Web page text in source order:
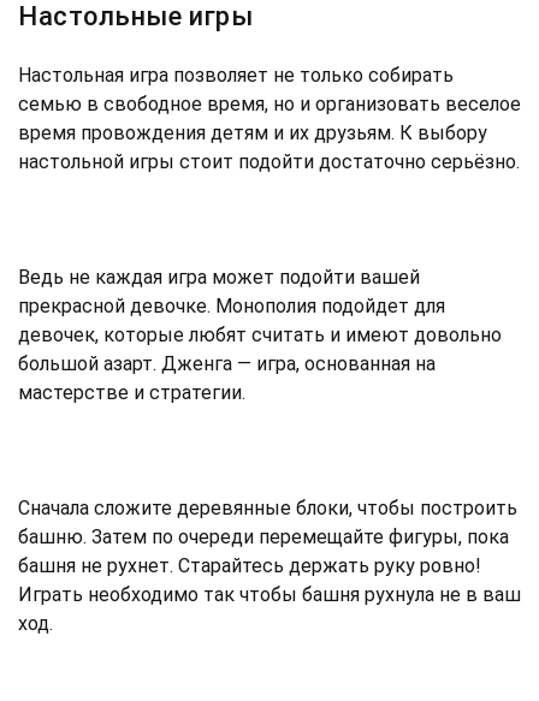
Настольные игры
Настольная игра позволяет не только собирать
семью в свободное время, но и организовать веселое
время провождения детям и их друзьям. К выбору
настольной игры стоит подойти достаточно серьёзно.
Ведь не каждая игра может подойти вашей
прекрасной девочке. Монополия подойдет для
девочек, которые любят считать и имеют довольно
большой азарт. Дженга — игра, основанная на
мастерстве и стратегии.
Сначала сложите деревянные блоки, чтобы построить
башню. Затем по очереди перемещайте фигуры, пока
башня не рухнет. Старайтесь держать руку ровно!
Играть необходимо так чтобы башня рухнула не в ваш
ход.